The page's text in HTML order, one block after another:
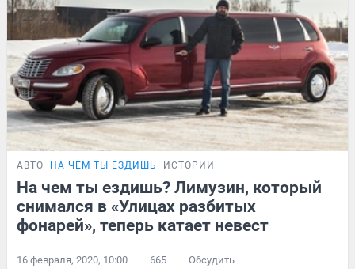
АВТО НА ЧЕМ ТЫ ЕЗДИШЬ ИСТОРИИ
На чем ты ездишь? Лимузин, который
снимался в «Улицах разбитых
фонарей», теперь катает невест
16 февраля, 2020, 10:00 665 Обсудить